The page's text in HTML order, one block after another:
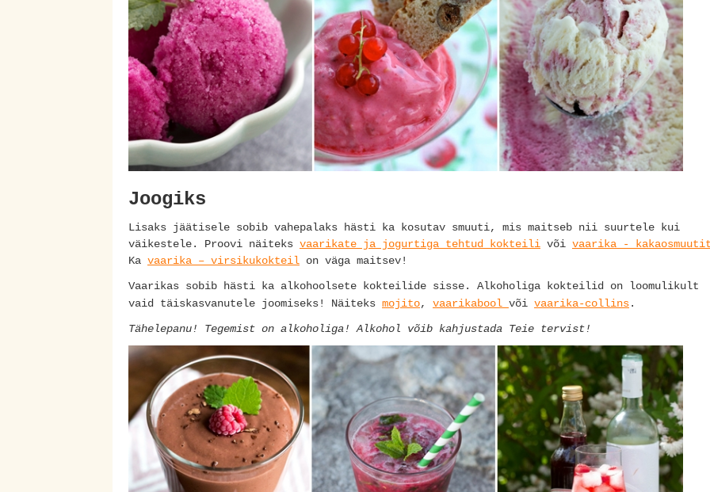
Joogiks
Lisaks jäätisele sobib vahepalaks hästi ka kosutav smuuti, mis maitseb nii suurtele kui
väikestele. Proovi näiteks vaarikate ja jogurtiga tehtud kokteili või vaarika -
Ka vaarika – virsikukokteil on väga maitsev!
Vaarikas sobib hästi ka alkohoolsete kokteilide sisse. Alkoholiga kokteilid on loomulikult
vaid täiskasvanutele joomiseks! Näiteks mojito, vaarikabool või vaarika-collins.
Tähelepanu! Tegemist on alkoholiga! Alkohol võib kahjustada Teie tervist!